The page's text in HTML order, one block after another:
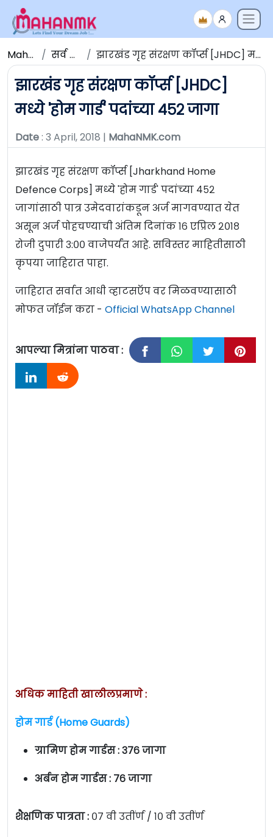
Maha NMK सर्व जाहिराती झारखंड गृह संरक्षण कॉर्प्स [JHDC] मध्ये 'होम गार्ड' पदांच्या ४५२ जागा
झारखंड गृह संरक्षण कॉर्प्स [JHDC]
मध्ये 'होम गार्ड' पदांच्या ४५२ जागा
Date: 3 April, 2018 | MahaNMK.com
झारखंड गृह संरक्षण कॉर्प्स [Jharkhand Home
Defence Corps] मध्ये 'होम गार्ड' पदांच्या ४५२
जागांसाठी पात्र उमेदवारांकडून अर्ज मागवण्यात येत
असून अर्ज पोहचण्याची अंतिम दिनांक १६ एप्रिल २०१८
रोजी दुपारी ३:०० वाजेपर्यंत आहे. सविस्तर माहितीसाठी
कृपया जाहिरात पाहा.
जाहिरात सर्वात आधी व्हाटसऍप वर मिळवण्यासाठी
मोफत जॉईन करा - Official WhatsApp Channel
आपल्या मित्रांना पाठवा :
अधिक माहिती खालीलप्रमाणे :
होम गार्ड (Home Guards)
ग्रामिण होम गार्डस : ३७६ जागा
अर्बन होम गार्डस : ७६ जागा
शैक्षणिक पात्रता : ०७ वी उतींर्ण / १० वी उतींर्ण